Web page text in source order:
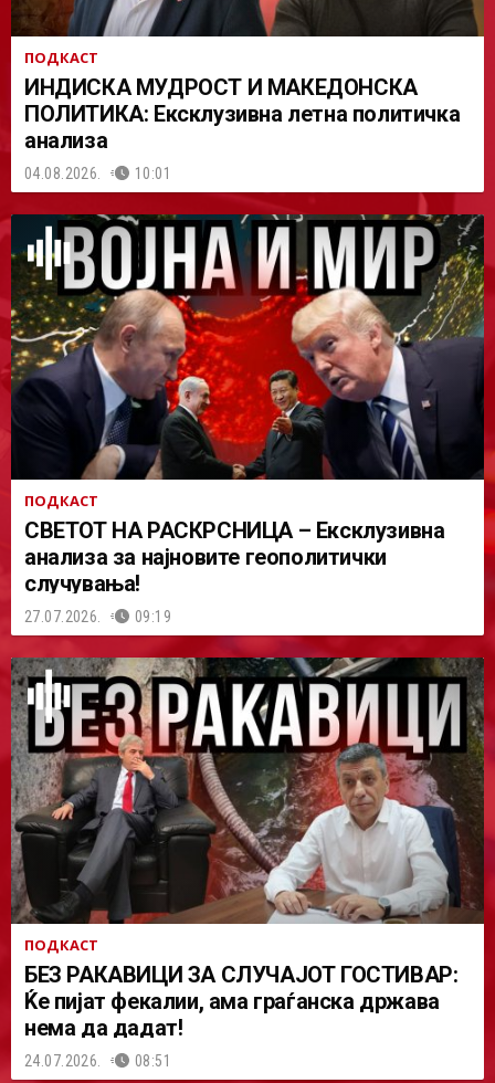
ПОДКАСТ
ИНДИСКА МУДРОСТ И МАКЕДОНСКА
ПОЛИТИКА: Ексклузивна летна политичка
анализа
04.08.2026. 10:01
ПОДКАСТ
СВЕТОТ НА РАСКРСНИЦА – Ексклузивна
анализа за најновите геополитички
случувања!
27.07.2026. 09:19
ПОДКАСТ
БЕЗ РАКАВИЦИ ЗА СЛУЧАЈОТ ГОСТИВАР:
Ќе пијат фекалии, ама граѓанска држава
нема да дадат!
24.07.2026. 08:51